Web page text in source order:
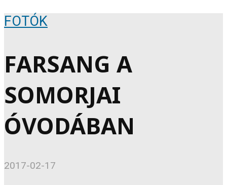
FOTÓK
FARSANG A
SOMORJAI
ÓVODÁBAN
2017-02-17